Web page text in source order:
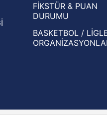
haberleriFİKSTÜR & PUAN
DURUMU
BASKETBOL /